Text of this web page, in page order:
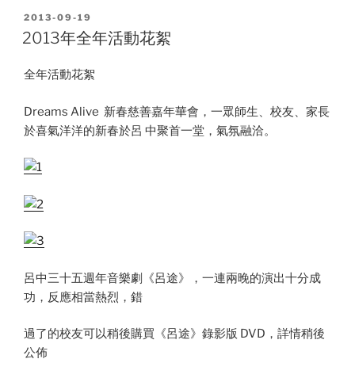
POSTED
ON
2013-09-19
2013年全年活動花絮
全年活動花絮
Dreams Alive 新春慈善嘉年華會，一眾師生、校友、家長
於喜氣洋洋的新春於呂 中聚首一堂，氣氛融洽。
呂中三十五週年音樂劇《呂途》，一連兩晚的演出十分成
功，反應相當熱烈，錯
過了的校友可以稍後購買《呂途》錄影版 DVD，詳情稍後
公佈